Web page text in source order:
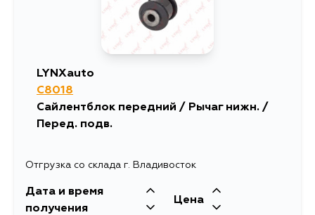
LYNXauto
C8018
Сайлентблок передний / Рычаг нижн. /
Перед. подв.
Отгрузка со склада г. Владивосток
Дата и время
получения
Цена